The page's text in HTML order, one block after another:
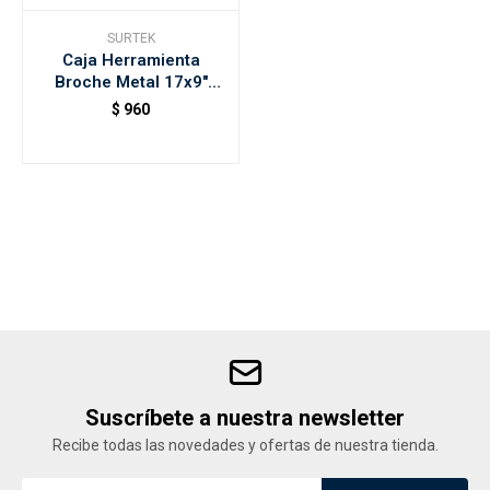
SURTEK
Caja Herramienta
Broche Metal 17x9"
Surtek
$ 960
Suscríbete a nuestra newsletter
Recibe todas las novedades y ofertas de nuestra tienda.
Accesorios